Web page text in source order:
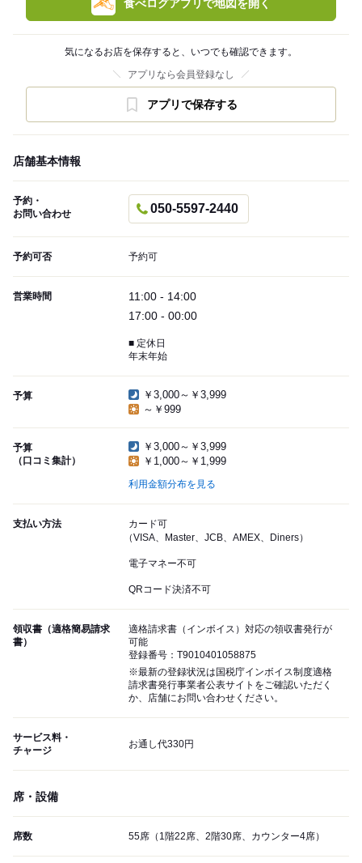
食べログアプリで地図を開く
気になるお店を保存すると、いつでも確認できます。
アプリなら会員登録なし
アプリで保存する
店舗基本情報
予約・
お問い合わせ
050-5597-2440
予約可否 予約可
営業時間
11:00 - 14:00
17:00 - 00:00
■ 定休日
年末年始
予算
￥3,000～￥3,999
～￥999
予算
（口コミ集計）
￥3,000～￥3,999
￥1,000～￥1,999
利用金額分布を見る
支払い方法
カード可
（VISA、Master、JCB、AMEX、Diners）
電子マネー不可
QRコード決済不可
領収書（適格簡易請求
書）
適格請求書（インボイス）対応の領収書発行が
可能
登録番号：T9010401058875
※最新の登録状況は国税庁インボイス制度適格
請求書発行事業者公表サイトをご確認いただく
か、店舗にお問い合わせください。
サービス料・
チャージ
お通し代330円
席・設備
席数 55席（1階22席、2階30席、カウンター4席）